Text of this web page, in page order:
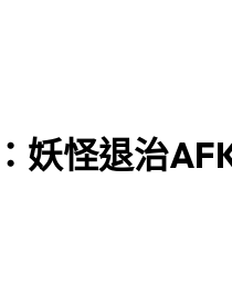
妖怪退治